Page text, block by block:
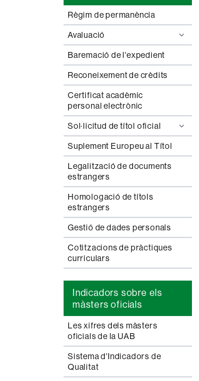
Règim de permanència
Avaluació
Baremació de l'expedient
Reconeixement de crèdits
Certificat acadèmic
personal electrònic
Sol·licitud de títol oficial
Suplement Europeu al Títol
Legalització de documents
estrangers
Homologació de títols
estrangers
Gestió de dades personals
Cotitzacions de pràctiques
curriculars
Indicadors sobre els
màsters oficials
Les xifres dels màsters
oficials de la UAB
Sistema d'Indicadors de
Qualitat